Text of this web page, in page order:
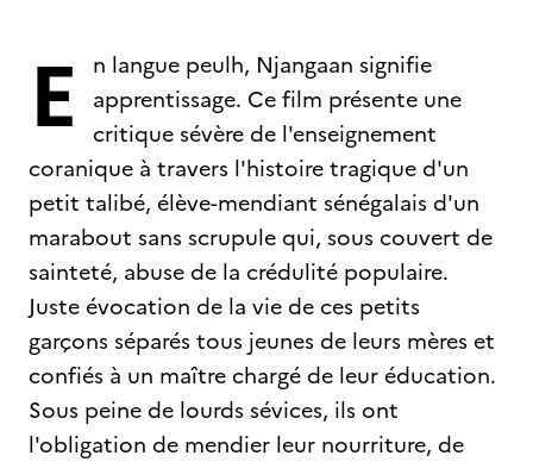
E
n langue peulh, Njangaan signifie
apprentissage. Ce film présente une
critique sévère de l'enseignement
coranique à travers l'histoire tragique d'un
petit talibé, élève-mendiant sénégalais d'un
marabout sans scrupule qui, sous couvert de
sainteté, abuse de la crédulité populaire.
Juste évocation de la vie de ces petits
garçons séparés tous jeunes de leurs mères et
confiés à un maître chargé de leur éducation.
Sous peine de lourds sévices, ils ont
l'obligation de mendier leur nourriture, de